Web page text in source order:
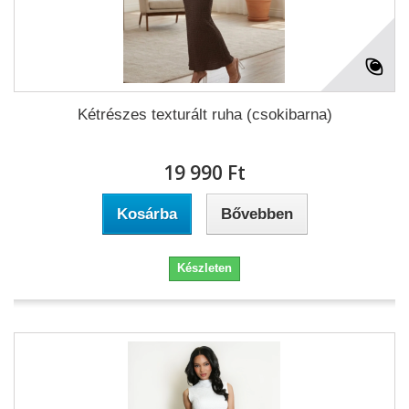
Kétrészes texturált ruha (csokibarna)
19 990 Ft‎
Kosárba Bővebben
Készleten